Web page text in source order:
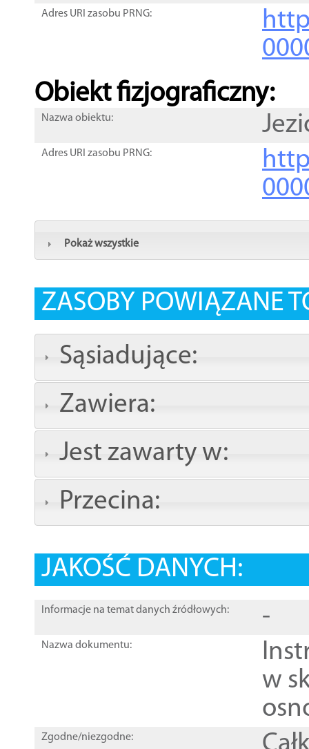
Adres URI zasobu PRNG:
Obiekt fizjograficzny:
Nazwa obiektu:
Adres URI zasobu PRNG:
Pokaż wszystkie
ZASOBY POWIĄZANE
Sąsiadujące:
Zawiera:
Jest zawarty w:
Przecina:
JAKOŚĆ DANYCH:
Informacje na temat danych źródłowych: -
Nazwa dokumentu:
w
Zgodne/niezgodne: